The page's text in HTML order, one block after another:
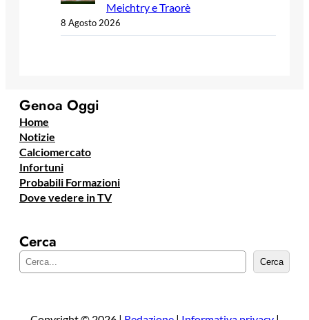
Meichtry e Traorè
8 Agosto 2026
Genoa Oggi
Home
Notizie
Calciomercato
Infortuni
Probabili Formazioni
Dove vedere in TV
Cerca
e
Cerca